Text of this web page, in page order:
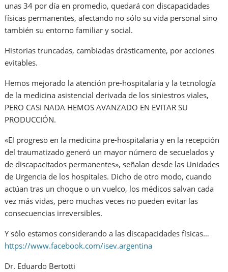
unas 34 por día en promedio, quedará con discapacidades
físicas permanentes, afectando no sólo su vida personal sino
también su entorno familiar y social.
Historias truncadas, cambiadas drásticamente, por acciones
evitables.
Hemos mejorado la atención pre-hospitalaria y la tecnología
de la medicina asistencial derivada de los siniestros viales,
PERO CASI NADA HEMOS AVANZADO EN EVITAR SU
PRODUCCIÓN.
«El progreso en la medicina pre-hospitalaria y en la recepción
del traumatizado generó un mayor número de secuelados y
de discapacitados permanentes», señalan desde las Unidades
de Urgencia de los hospitales. Dicho de otro modo, cuando
actúan tras un choque o un vuelco, los médicos salvan cada
vez más vidas, pero muchas veces no pueden evitar las
consecuencias irreversibles.
Y sólo estamos considerando a las discapacidades físicas…
https://www.facebook.com/isev.argentina
Dr. Eduardo Bertotti